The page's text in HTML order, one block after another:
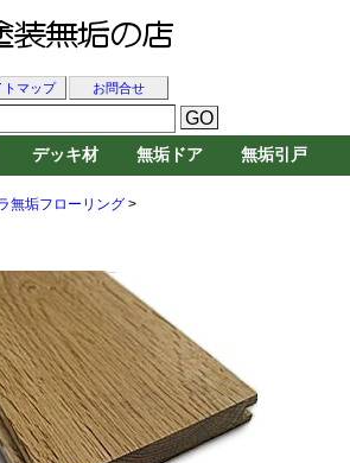
無垢フローリング >
トマップ お問合せ
デッキ材 無垢ドア 無垢引戸